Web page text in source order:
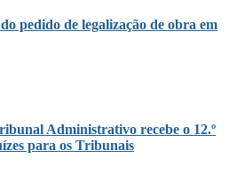
pedido de legalização de obra em
Administrativo recebe o 12.º
para os Tribunais